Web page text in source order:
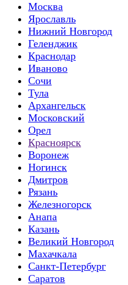
Москва
Ярославль
Нижний Новгород
Геленджик
Краснодар
Иваново
Сочи
Тула
Архангельск
Московский
Орел
Красноярск
Воронеж
Ногинск
Дмитров
Рязань
Железногорск
Анапа
Казань
Великий Новгород
Махачкала
Санкт-Петербург
Саратов